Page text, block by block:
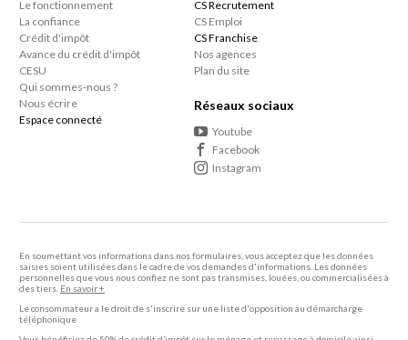
Le fonctionnement
La confiance
Crédit d'impôt
Avance du crédit d'impôt
CESU
Qui sommes-nous ?
Nous écrire
Espace connecté
CS Recrutement
CS Emploi
CS Franchise
Nos agences
Plan du site
Réseaux sociaux
Youtube
Facebook
Instagram
En soumettant vos informations dans nos formulaires, vous acceptez que les données
saisies soient utilisées dans le cadre de vos demandes d'informations. Les données
personnelles que vous nous confiez ne sont pas transmises, louées, ou commercialisées à
des tiers. En savoir +
Le consommateur a le droit de s'inscrire sur une liste d'opposition au démarcharge
téléphonique